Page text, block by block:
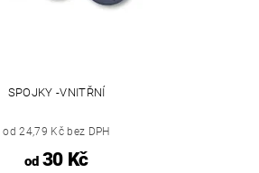
SPOJKY -VNITŘNÍ
od 24,79 Kč bez DPH
od30 Kč